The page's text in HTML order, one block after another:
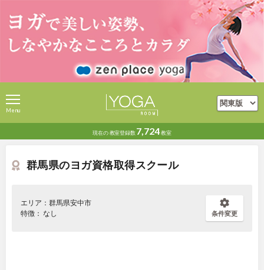
現在の教室登録数 7,724教室
Menu
群馬県のヨガ資格取得スクール
エリア：群馬県安中市
特徴： なし
条件変更